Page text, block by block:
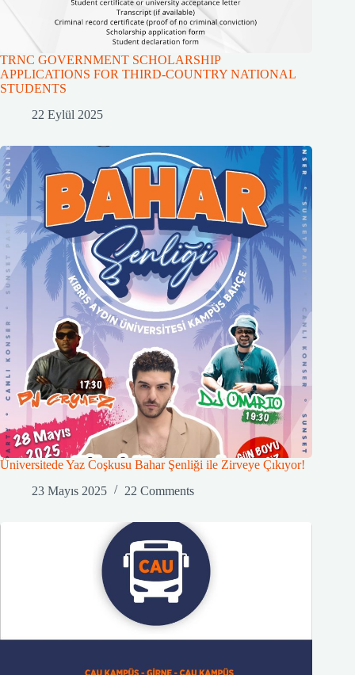
TRNC GOVERNMENT SCHOLARSHIP
APPLICATIONS FOR THIRD-COUNTRY NATIONAL
STUDENTS
22 Eylül 2025
Üniversitede Yaz Coşkusu Bahar Şenliği ile Zirveye Çıkıyor!
23 Mayıs 2025
22 Comments